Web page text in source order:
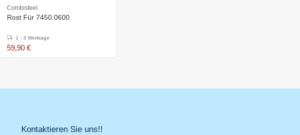
Combisteel
Rost Für 7450.0600
1 - 3 Werktage
59,90 €
Kontaktieren Sie uns!!